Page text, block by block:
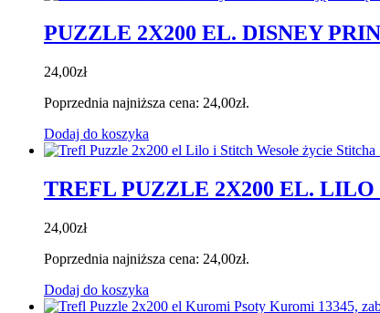
PUZZLE 2X200 EL. DISNEY
24,00zł
Poprzednia najniższa cena: 24,00zł.
Dodaj do koszyka
TREFL PUZZLE 2X200 EL.
24,00zł
Poprzednia najniższa cena: 24,00zł.
Dodaj do koszyka